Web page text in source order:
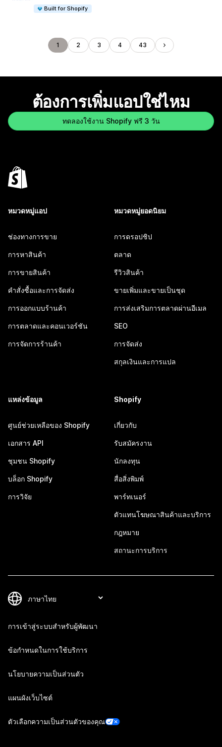
Built for Shopify
1 2 3 4 43
ต้องการเพิ่มแอปใช่ไหม
ทดลองใช้งาน Shopify ฟรี 3 วัน
หมวดหมู่แอป
ช่องทางการขาย
การหาสินค้า
การขายสินค้า
คำสั่งซื้อและการจัดส่ง
การออกแบบร้านค้า
การตลาดและคอนเวอร์ชัน
การจัดการร้านค้า
หมวดหมู่ยอดนิยม
การดรอปชิป
ตลาด
รีวิวสินค้า
ขายเพิ่มและขายเป็นชุด
การส่งเสริมการตลาดผ่านอีเมล
SEO
การจัดส่ง
สกุลเงินและการแปล
แหล่งข้อมูล
ศูนย์ช่วยเหลือของ Shopify
เอกสาร API
ชุมชน Shopify
บล็อก Shopify
การวิจัย
Shopify
เกี่ยวกับ
รับสมัครงาน
นักลงทุน
สื่อสิ่งพิมพ์
พาร์ทเนอร์
ตัวแทนโฆษณาสินค้าและบริการ
กฎหมาย
สถานะการบริการ
การเข้าสู่ระบบสำหรับผู้พัฒนา
ข้อกำหนดในการใช้บริการ
นโยบายความเป็นส่วนตัว
แผนผังเว็บไซต์
ตัวเลือกความเป็นส่วนตัวของคุณ